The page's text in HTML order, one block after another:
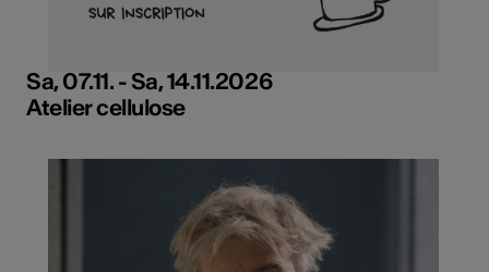
Sa, 07.11. - Sa, 14.11.2026
Atelier cellulose